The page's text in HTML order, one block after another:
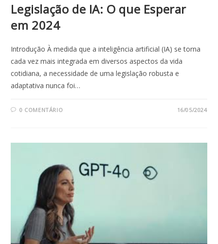
Legislação de IA: O que Esperar
em 2024
Introdução À medida que a inteligência artificial (IA) se torna
cada vez mais integrada em diversos aspectos da vida
cotidiana, a necessidade de uma legislação robusta e
adaptativa nunca foi…
0 COMENTÁRIO 16/05/2024